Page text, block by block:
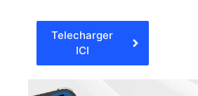
Telecharger
ICI